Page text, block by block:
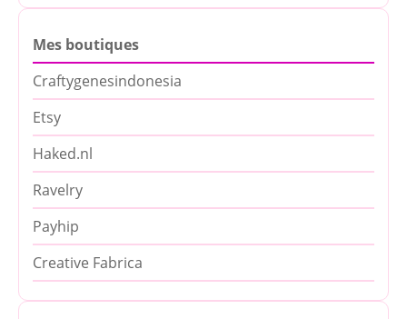
Mes boutiques
Craftygenesindonesia
Etsy
Haked.nl
Ravelry
Payhip
Creative Fabrica